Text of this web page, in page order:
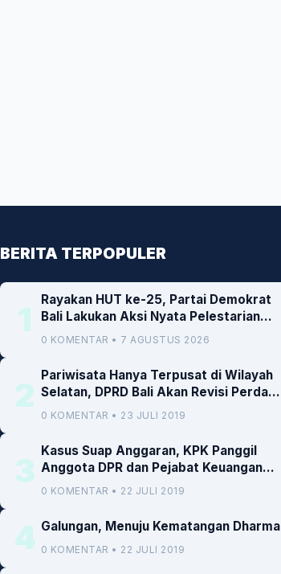
BERITA TERPOPULER
1
Rayakan HUT ke-25, Partai Demokrat
Bali Lakukan Aksi Nyata Pelestarian
Lingkungan
0 KOMENTAR • 7 AGUSTUS 2026
2
Pariwisata Hanya Terpusat di Wilayah
Selatan, DPRD Bali Akan Revisi Perda
RTRW
0 KOMENTAR • 23 JULI 2019
3
Kasus Suap Anggaran, KPK Panggil
Anggota DPR dan Pejabat Keuangan
Kemenkeu
0 KOMENTAR • 22 JULI 2019
4 Galungan, Menuju Kematangan Dharma
0 KOMENTAR • 22 JULI 2019